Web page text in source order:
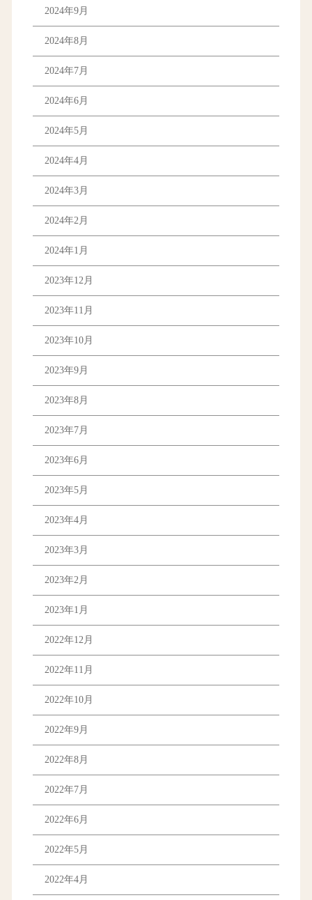
2024年9月
2024年8月
2024年7月
2024年6月
2024年5月
2024年4月
2024年3月
2024年2月
2024年1月
2023年12月
2023年11月
2023年10月
2023年9月
2023年8月
2023年7月
2023年6月
2023年5月
2023年4月
2023年3月
2023年2月
2023年1月
2022年12月
2022年11月
2022年10月
2022年9月
2022年8月
2022年7月
2022年6月
2022年5月
2022年4月